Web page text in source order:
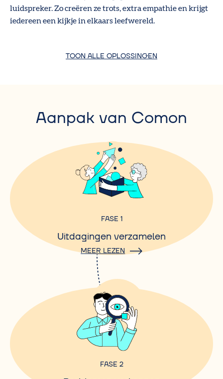
luidspreker. Zo creëren ze trots, extra empathie en krijgt
iedereen een kijkje in elkaars leefwereld.
TOON ALLE OPLOSSINGEN
Aanpak van Comon
FASE 1
Uitdagingen verzamelen
MEER LEZEN
FASE 2